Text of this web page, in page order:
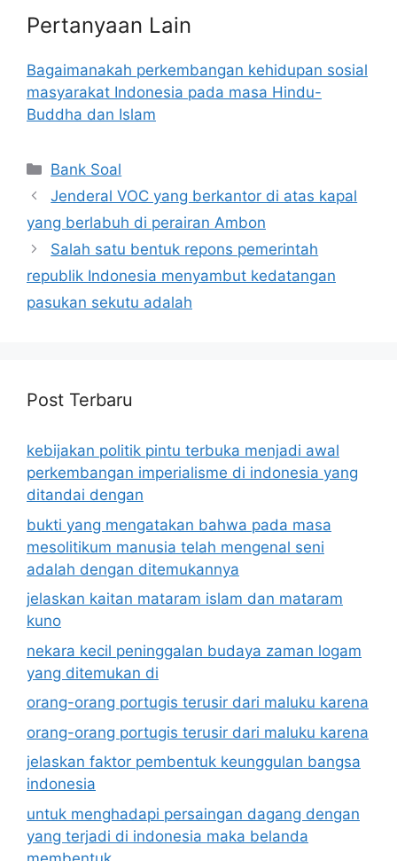
Pertanyaan Lain
Bagaimanakah perkembangan kehidupan sosial
masyarakat Indonesia pada masa Hindu-
Buddha dan Islam
Categories
Bank Soal
Jenderal VOC yang berkantor di atas kapal
yang berlabuh di perairan Ambon
Salah satu bentuk repons pemerintah
republik Indonesia menyambut kedatangan
pasukan sekutu adalah
Post Terbaru
kebijakan politik pintu terbuka menjadi awal
perkembangan imperialisme di indonesia yang
ditandai dengan
bukti yang mengatakan bahwa pada masa
mesolitikum manusia telah mengenal seni
adalah dengan ditemukannya
jelaskan kaitan mataram islam dan mataram
kuno
nekara kecil peninggalan budaya zaman logam
yang ditemukan di
orang-orang portugis terusir dari maluku karena
orang-orang portugis terusir dari maluku karena
jelaskan faktor pembentuk keunggulan bangsa
indonesia
untuk menghadapi persaingan dagang dengan
yang terjadi di indonesia maka belanda